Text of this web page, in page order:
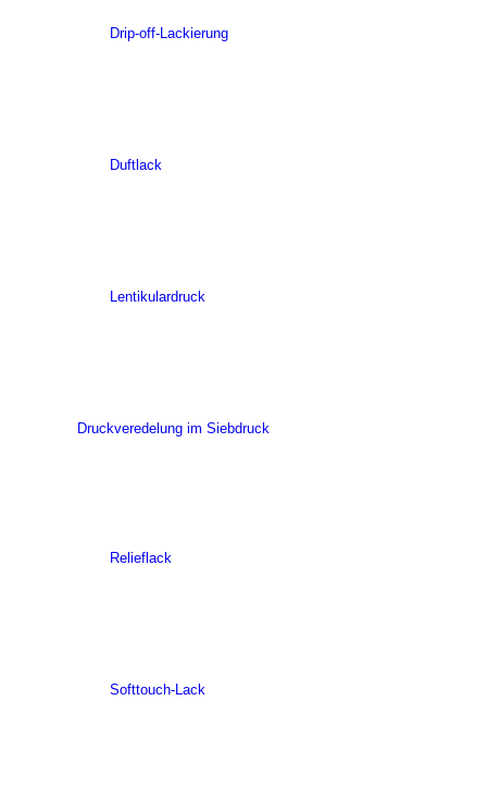
Drip-off-Lackierung
Duftlack
Lentikulardruck
Druckveredelung im Siebdruck
Relieflack
Softtouch-Lack